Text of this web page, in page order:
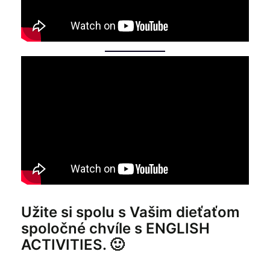
Užite si spolu s Vašim dieťaťom
spoločné chvíle s ENGLISH
ACTIVITIES. 🙂